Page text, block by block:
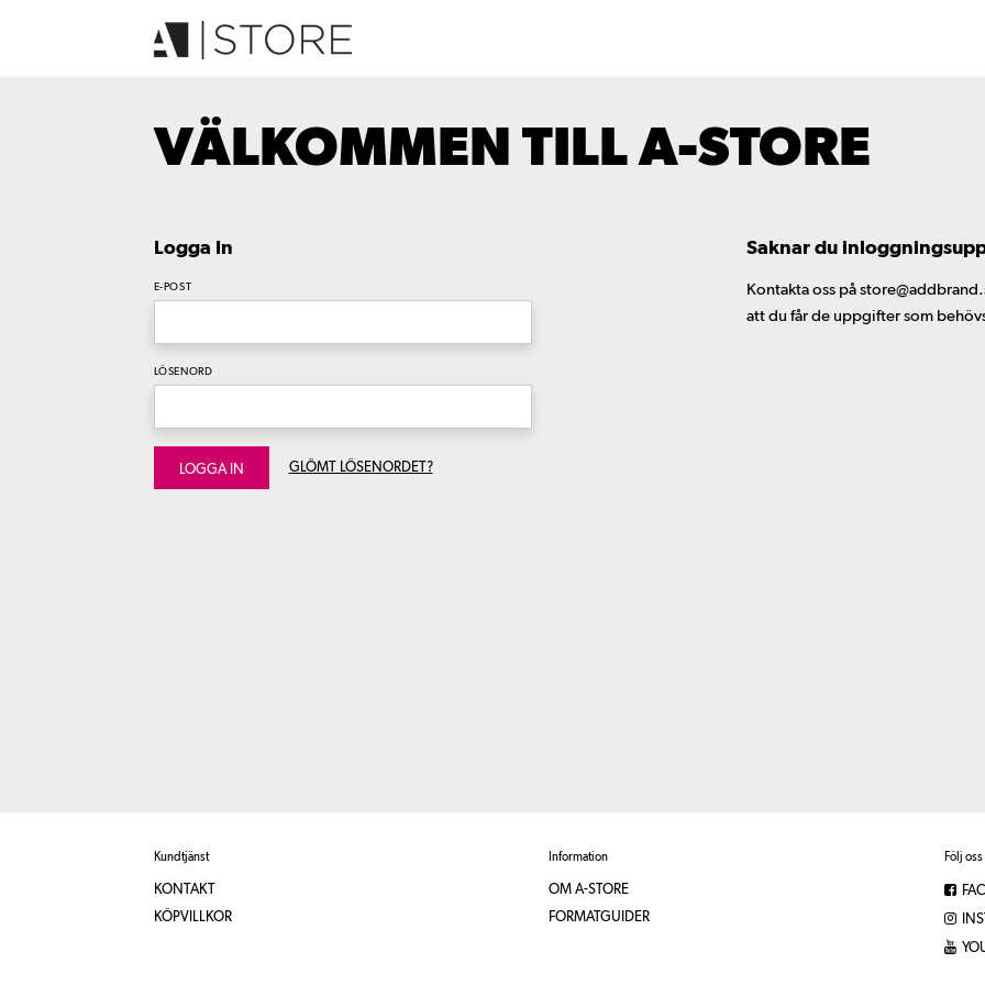
VÄLKOMMEN TILL A-STORE
Logga In
E-POST
LÖSENORD
LOGGA IN GLÖMT LÖSENORDET?
Saknar du
Kontakta oss på
att du får de uppgifter som
Kundtjänst
KONTAKT
KÖPVILLKOR
Information
OM A-STORE
FORMATGUIDER
Följ oss